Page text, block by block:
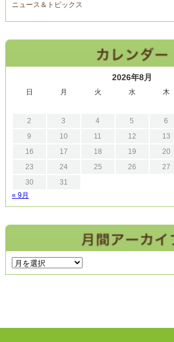
ニュース＆トピックス
2026年8月
日 月 火 水 木
2
3 4 5 6
9
10 11 12 13
16
17 18 19 20
23
24 25 26 27
30
31
« 9月